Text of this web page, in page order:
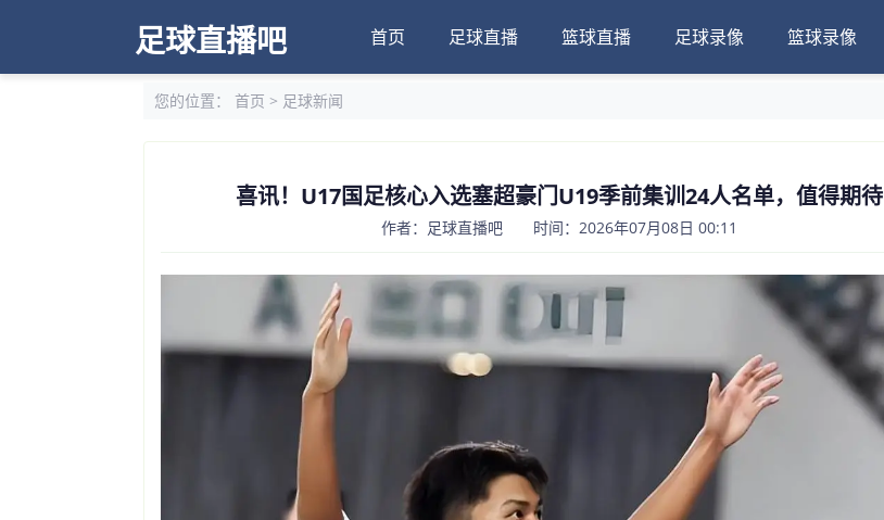
足球直播吧 首页 足球直播 篮球直播 足球录像 篮球录像
您的位置： 首页 > 足球新闻
喜讯！U17国足核心入选塞超豪门U19季前集训24人名单，值得期待
作者：足球直播吧 时间：2026年07月08日 00:11